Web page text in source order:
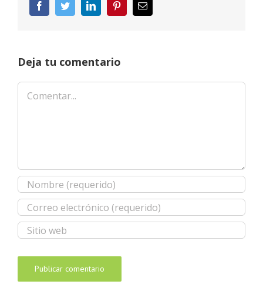
FacebookTwitterLinkedInPinterestCorreo
electrónico
Deja tu comentario
Comentar